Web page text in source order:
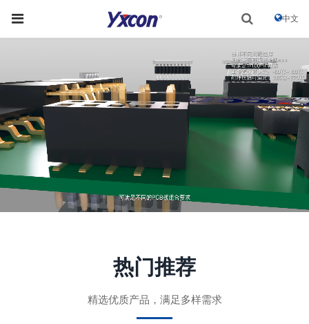
中文
热门推荐
精选优质产品，满足多样需求